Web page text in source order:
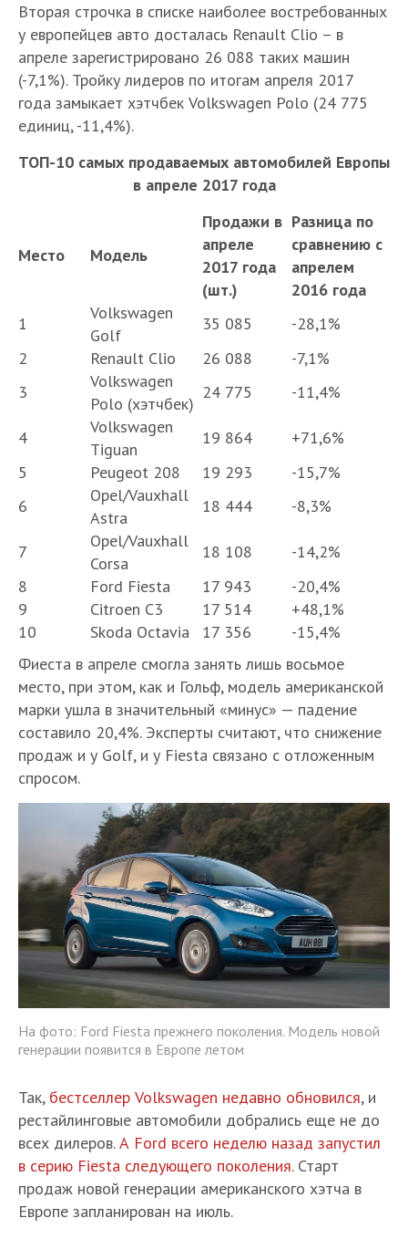
Вторая строчка в списке наиболее востребованных
у европейцев авто досталась Renault Clio – в
апреле зарегистрировано 26 088 таких машин
(-7,1%). Тройку лидеров по итогам апреля 2017
года замыкает хэтчбек Volkswagen Polo (24 775
единиц, -11,4%).
ТОП-10 самых продаваемых автомобилей Европы
в апреле 2017 года
Место Модель
Продажи в
апреле
2017 года
(шт.)
Разница по
сравнению с
апрелем
2016 года
1
Volkswagen
Golf
35 085
-28,1%
2
Renault Clio 26 088
-7,1%
3
Volkswagen
Polo (хэтчбек)
24 775 -11,4%
4
Volkswagen
Tiguan
19 864
+71,6%
5
Peugeot 208 19 293
-15,7%
6
Opel/Vauxhall
Astra
18 444 -8,3%
7
Opel/Vauxhall
Corsa
18 108
-14,2%
8
Ford Fiesta 17 943
-20,4%
9
Citroen C3 17 514
+48,1%
10
Skoda Octavia 17 356
-15,4%
Фиеста в апреле смогла занять лишь восьмое
место, при этом, как и Гольф, модель американской
марки ушла в значительный «минус» — падение
составило 20,4%. Эксперты считают, что снижение
продаж и у Golf, и у Fiesta связано с отложенным
спросом.
На фото: Ford Fiesta прежнего поколения. Модель новой
генерации появится в Европе летом
Так, бестселлер Volkswagen недавно обновился, и
рестайлинговые автомобили добрались еще не до
всех дилеров.А Ford всего неделю назад запустил
в серию Fiesta следующего поколения. Старт
продаж новой генерации американского хэтча в
Европе запланирован на июль.